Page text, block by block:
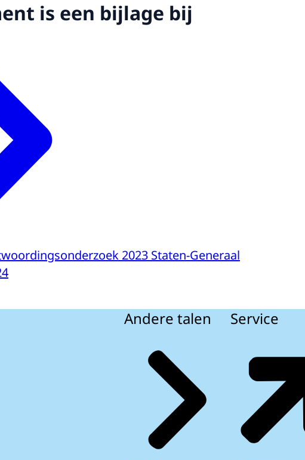
is een bijlage bij
2023 Staten-Generaal
Andere talen Service